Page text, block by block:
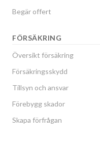
Begär offert
FÖRSÄKRING
Översikt försäkring
Försäkringsskydd
Tillsyn och ansvar
Förebygg skador
Skapa förfrågan